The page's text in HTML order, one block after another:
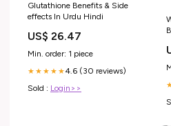
Glutathione Benefits & Side
effects In Urdu Hindi
US$ 26.47
Min. order: 1 piece
★★★★★4.6 (30 reviews)
Sold : Login>>